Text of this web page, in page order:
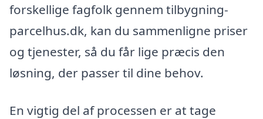
forskellige fagfolk gennem tilbygning-
parcelhus.dk, kan du sammenligne priser
og tjenester, så du får lige præcis den
løsning, der passer til dine behov.
En vigtig del af processen er at tage